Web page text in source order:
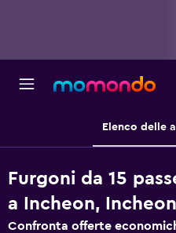
Elenco delle
Furgoni da 15
a Incheon, Incheon
Confronta offerte